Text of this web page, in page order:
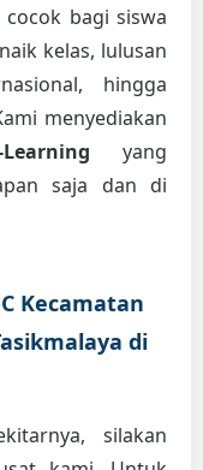
bagi siswa
kelas, lulusan
hingga
menyediakan
yang
saja dan di
Kecamatan
di
silakan